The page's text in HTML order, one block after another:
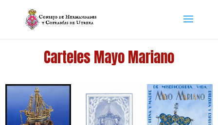
Carteles Mayo Mariano